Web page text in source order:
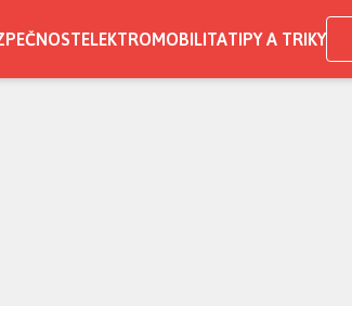
ELEKTROMOBILITATIPY A TRIKY